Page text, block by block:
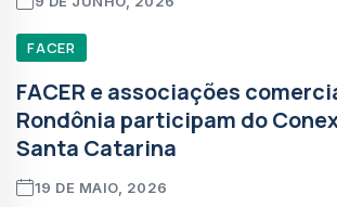
FACER
FACER e associações
Rondônia participam do
Santa Catarina
19 DE MAIO, 2026